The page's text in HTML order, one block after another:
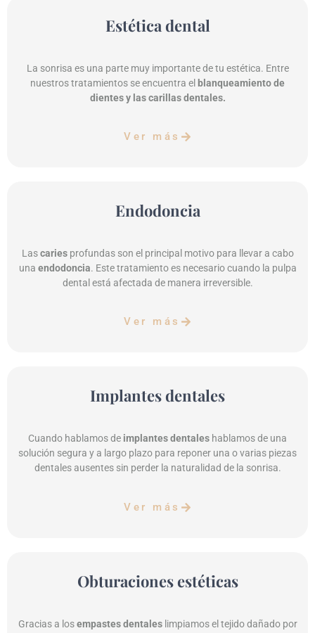
Estética dental
La sonrisa es una parte muy importante de tu estética. Entre
nuestros tratamientos se encuentra elblanqueamiento de
dientes y las carillas dentales.
Ver más
Endodoncia
Lascariesprofundas son el principal motivo para llevar a cabo
una endodoncia. Este tratamiento es necesario cuando la pulpa
dental está afectada de manera irreversible.
Ver más
Implantes dentales
Cuando hablamos de implantes dentales hablamos de una
solución segura y a largo plazo para reponer una o varias piezas
dentales ausentes sin perder la naturalidad de la sonrisa.
Ver más
Obturaciones estéticas
Gracias a losempastes dentaleslimpiamos el tejido dañado por